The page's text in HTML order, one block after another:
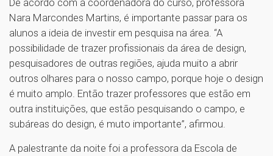
Nara Marcondes Martins, é importante passar para os
alunos a ideia de investir em pesquisa na área. “A
possibilidade de trazer profissionais da área de design,
pesquisadores de outras regiões, ajuda muito a abrir
outros olhares para o nosso campo, porque hoje o design
é muito amplo. Então trazer professores que estão em
outra instituições, que estão pesquisando o campo, e
subáreas do design, é muto importante”, afirmou.
A palestrante da noite foi a professora da Escola de